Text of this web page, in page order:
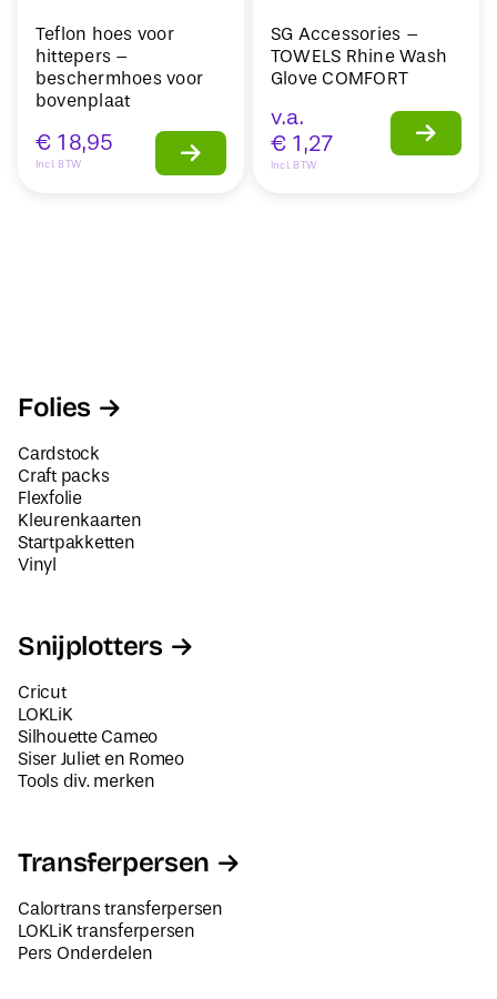
Teflon hoes voor
hittepers –
beschermhoes voor
bovenplaat
€ 18,95
Incl. BTW
SG Accessories –
TOWELS Rhine Wash
Glove COMFORT
v.a.
€ 1,27
Incl. BTW
Folies
Cardstock
Craft packs
Flexfolie
Kleurenkaarten
Startpakketten
Vinyl
Snijplotters
Cricut
LOKLiK
Silhouette Cameo
Siser Juliet en Romeo
Tools div. merken
Transferpersen
Calortrans transferpersen
LOKLiK transferpersen
Pers Onderdelen